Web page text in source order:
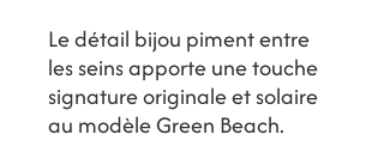
Le détail bijou piment entre
les seins apporte une touche
signature originale et solaire
au modèle Green Beach.